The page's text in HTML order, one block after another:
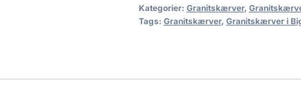
Kategorier: Granitskærver,
Tags: Granitskærver, Granitskærver i